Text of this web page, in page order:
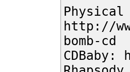
Physical
http://
bomb-cd
CDBaby: